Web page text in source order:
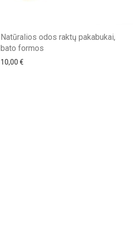
Natūralios odos raktų pakabukai,
bato formos
10,00 €